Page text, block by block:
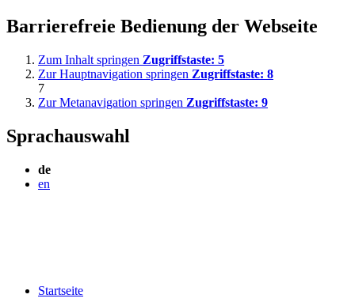
Barrierefreie Bedienung der Webseite
Zum Inhalt springen Zugriffstaste: 5
Zur Hauptnavigation springen Zugriffstaste: 8
7
Zur Metanavigation springen Zugriffstaste: 9
Sprachauswahl
de
en
Startseite